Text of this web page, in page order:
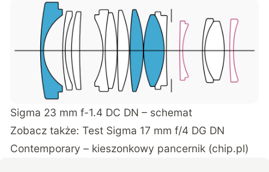
Sigma 23 mm f-1.4 DC DN – schemat
Zobacz także:Test Sigma 17 mm f/4 DG DN
Contemporary – kieszonkowy pancernik (chip.pl)